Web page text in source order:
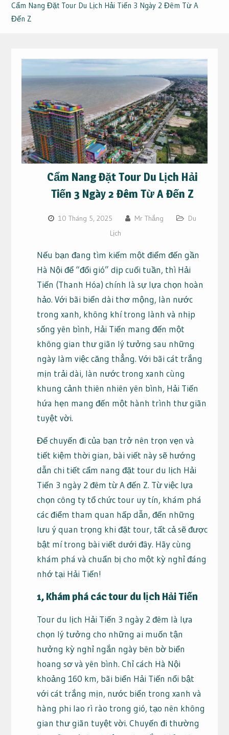
Cẩm Nang Đặt Tour Du Lịch Hải Tiến 3 Ngày 2 Đêm Từ A
Đến Z
Cẩm Nang Đặt Tour Du Lịch Hải
Tiến 3 Ngày 2 Đêm Từ A Đến Z
10 Tháng 5, 2025 Mr Thắng
Du
Lịch
Nếu bạn đang tìm kiếm một điểm đến gần
Hà Nội để “đổi gió” dịp cuối tuần, thì Hải
Tiến (Thanh Hóa) chính là sự lựa chọn hoàn
hảo. Với bãi biển dài thơ mộng, làn nước
trong xanh, không khí trong lành và nhịp
sống yên bình, Hải Tiến mang đến một
không gian thư giãn lý tưởng sau những
ngày làm việc căng thẳng. Với bãi cát trắng
mịn trải dài, làn nước trong xanh cùng
khung cảnh thiên nhiên yên bình, Hải Tiến
hứa hẹn mang đến một hành trình thư giãn
tuyệt vời.
Để chuyến đi của bạn trở nên trọn vẹn và
tiết kiệm thời gian, bài viết này sẽ hướng
dẫn chi tiết cẩm nang đặt tour du lịch Hải
Tiến 3 ngày 2 đêm từ A đến Z. Từ việc lựa
chọn công ty tổ chức tour uy tín, khám phá
các điểm tham quan hấp dẫn, đến những
lưu ý quan trọng khi đặt tour, tất cả sẽ được
bật mí trong bài viết dưới đây. Hãy cùng
khám phá và chuẩn bị cho một kỳ nghỉ đáng
nhớ tại Hải Tiến!
1, Khám phá các tour du lịch Hải Tiến
Tour du lịch Hải Tiến 3 ngày 2 đêm là lựa
chọn lý tưởng cho những ai muốn tận
hưởng kỳ nghỉ ngắn ngày bên bờ biển
hoang sơ và yên bình. Chỉ cách Hà Nội
khoảng 160 km, bãi biển Hải Tiến nổi bật
với cát trắng mịn, nước biển trong xanh và
hàng phi lao rì rào trong gió, tạo nên không
gian thư giãn tuyệt vời. Chuyến đi thường